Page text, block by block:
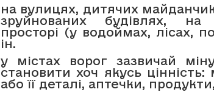
на вулицях, дитячих
зруйнованих будівлях, на
просторі (у водоймах, лісах,
ін.
у містах ворог зазвичай
становити хоч якусь
або її деталі, аптечки,